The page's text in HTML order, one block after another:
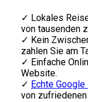
✓ Lokales
von tausenden
✓ Kein
zahlen Sie am
✓ Einfache
Website.
✓ Echte
von